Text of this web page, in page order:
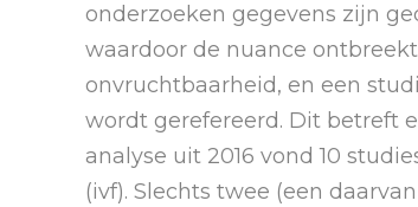
onderzoeken gegevens zijn
waardoor de nuance
onvruchtbaarheid, en een
wordt gerefereerd. Dit betreft
analyse uit 2016 vond 10
(ivf). Slechts twee (een